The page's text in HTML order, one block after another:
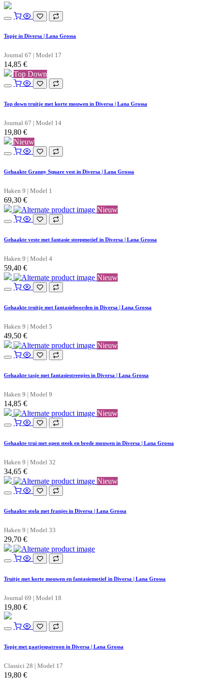
Topje in Diversa | Lana Grossa
Journal 67 | Model 17
14,85 €
Top Down
Top down truitje met korte mouwen in Diversa | Lana Grossa
Journal 67 | Model 14
19,80 €
Nieuw
Gehaakte Granny Square vest in Diversa | Lana Grossa
Haken 9 | Model 1
69,30 €
Nieuw
Gehaakte veste met fantasie steepmotief in Diversa | Lana Grossa
Haken 9 | Model 4
59,40 €
Nieuw
Gehaakte truitje met fantasieboorden in Diversa | Lana Grossa
Haken 9 | Model 5
49,50 €
Nieuw
Gehaakte tasje met fantasiestreepjes in Diversa | Lana Grossa
Haken 9 | Model 9
14,85 €
Nieuw
Gehaakte trui met open steek en brede mouwen in Diversa | Lana Grossa
Haken 9 | Model 32
34,65 €
Nieuw
Gehaakte stola met franjes in Diversa | Lana Grossa
Haken 9 | Model 33
29,70 €
Truitje met korte mouwen en fantasiemotief in Diversa | Lana Grossa
Journal 69 | Model 18
19,80 €
Topje met gaatjespatroon in Diversa | Lana Grossa
Classici 28 | Model 17
19,80 €